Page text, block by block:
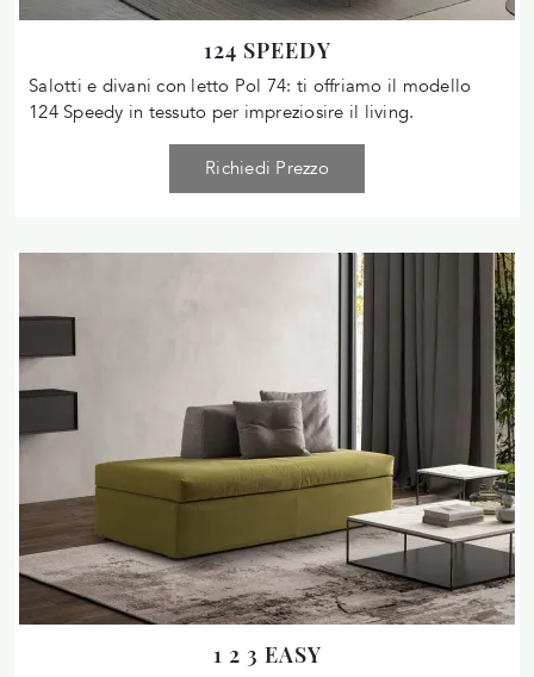
124 SPEEDY
Salotti e divani con letto Pol 74: ti offriamo il modello
124 Speedy in tessuto per impreziosire il living.
Richiedi Prezzo
1 2 3 EASY